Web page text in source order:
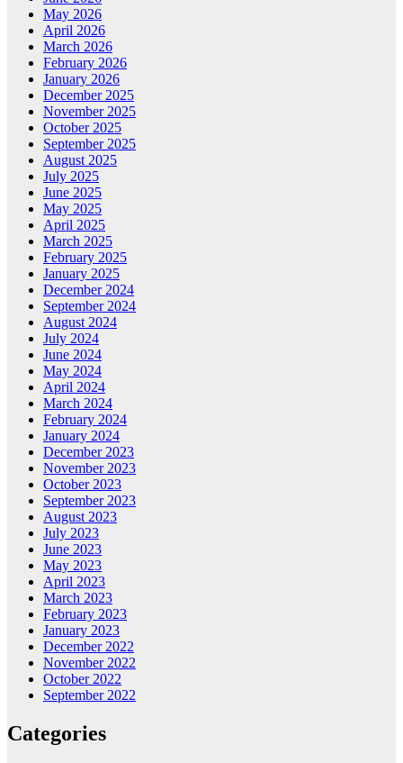
May 2026
April 2026
March 2026
February 2026
January 2026
December 2025
November 2025
October 2025
September 2025
August 2025
July 2025
June 2025
May 2025
April 2025
March 2025
February 2025
January 2025
December 2024
September 2024
August 2024
July 2024
June 2024
May 2024
April 2024
March 2024
February 2024
January 2024
December 2023
November 2023
October 2023
September 2023
August 2023
July 2023
June 2023
May 2023
April 2023
March 2023
February 2023
January 2023
December 2022
November 2022
October 2022
September 2022
Categories